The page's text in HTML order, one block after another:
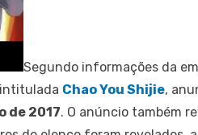
Segundo informações da
Chao You Shijie,
de 2017. O anúncio também